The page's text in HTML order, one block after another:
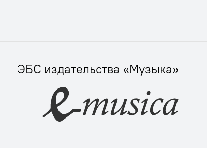
ЭБС издательства «Музыка»